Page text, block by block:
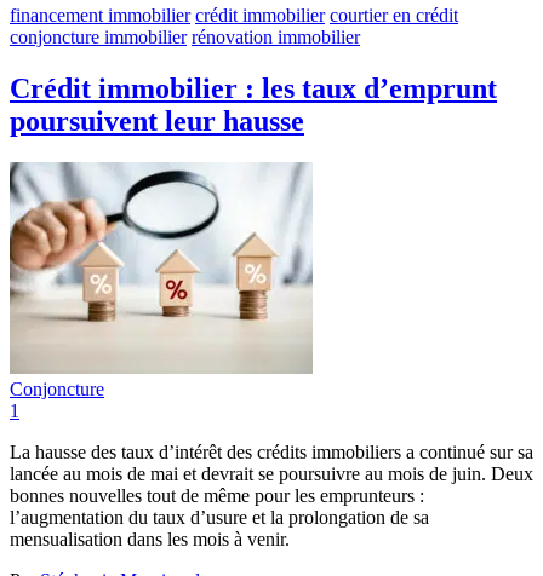
financement immobilier crédit immobilier courtier en crédit
conjoncture immobilier rénovation immobilier
Crédit immobilier : les taux d’emprunt
poursuivent leur hausse
Conjoncture
1
La hausse des taux d’intérêt des crédits immobiliers a continué sur sa
lancée au mois de mai et devrait se poursuivre au mois de juin. Deux
bonnes nouvelles tout de même pour les emprunteurs :
l’augmentation du taux d’usure et la prolongation de sa
mensualisation dans les mois à venir.